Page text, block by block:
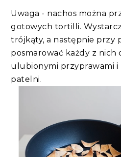
Uwaga - nachos można
gotowych tortilli.
trójkąty, a następnie przy
posmarować każdy z nich
ulubionymi przyprawami i
patelni.